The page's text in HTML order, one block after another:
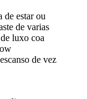
estar ou
de varias
luxo coa
de vez